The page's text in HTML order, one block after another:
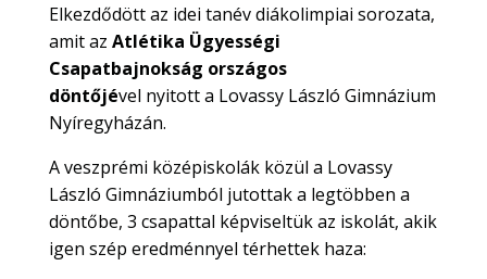
Elkezdődött az idei tanév diákolimpiai sorozata,
amit az Atlétika Ügyességi
Csapatbajnokság országos
döntőjével nyitott a Lovassy László Gimnázium
Nyíregyházán.
A veszprémi középiskolák közül a Lovassy
László Gimnáziumból jutottak a legtöbben a
döntőbe, 3 csapattal képviseltük az iskolát, akik
igen szép eredménnyel térhettek haza: